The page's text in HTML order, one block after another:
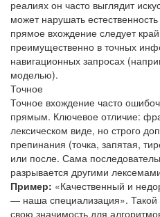
реалиях он часто выглядит
может нарушать
прямое вхождение следует
преимущественно в точных
навигационных запросах
моделью).
Точное
Точное вхождение часто
прямым. Ключевое отличие:
лексическом виде, но строго
препинания (точка, запятая,
или после. Сама
разрывается другими
Пример: «Качественный и
— наша специализация». Такой
свою значимость для